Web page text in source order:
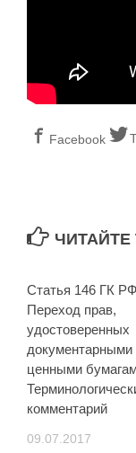
Facebook
ЧИТАЙТЕ
Статья 146 ГК
Переход прав,
удостоверенных
документарными
ценными
комментарий
09.07.2017